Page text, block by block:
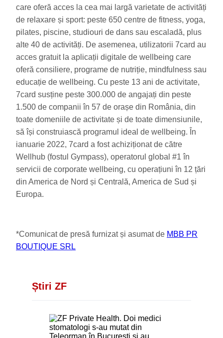
care oferă acces la cea mai largă varietate de activități
de relaxare și sport: peste 650 centre de fitness, yoga,
pilates, piscine, studiouri de dans sau escaladă, plus
alte 40 de activități. De asemenea, utilizatorii 7card au
acces gratuit la aplicații digitale de wellbeing care
oferă consiliere, programe de nutriție, mindfulness sau
educație de wellbeing. Cu peste 13 ani de activitate,
7card susține peste 300.000 de angajați din peste
1.500 de companii în 57 de orașe din România, din
toate domeniile de activitate și de toate dimensiunile,
să își construiască programul ideal de wellbeing. În
ianuarie 2022, 7card a fost achiziționat de către
Wellhub (fostul Gympass), operatorul global #1 în
servicii de corporate wellbeing, cu operațiuni în 12 țări
din America de Nord și Centrală, America de Sud și
Europa.
*Comunicat de presă furnizat și asumat de MBB PR
BOUTIQUE SRL
Știri ZF